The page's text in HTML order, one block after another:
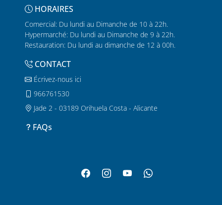
HORAIRES
Comercial: Du lundi au Dimanche de 10 à 22h.
Hypermarché: Du lundi au Dimanche de 9 à 22h.
Restauration: Du lundi au dimanche de 12 à 00h.
CONTACT
Écrivez-nous ici
966761530
Jade 2 - 03189 Orihuela Costa - Alicante
FAQs